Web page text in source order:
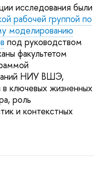
исследования были
рабочей группой по
моделированию
под руководством
факультетом
НИУ ВШЭ,
ключевых жизненных
роль
и контекстных